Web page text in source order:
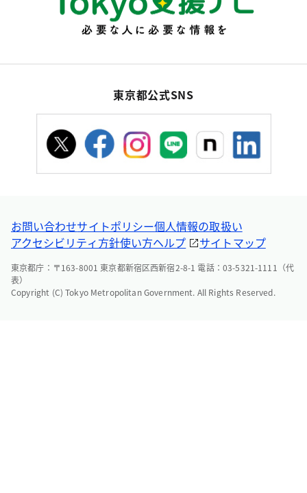
東京都公式SNS
お問い合わせサイトポリシー個人情報の取扱い
アクセシビリティ方針使い方ヘルプ サイトマップ
東京都庁：〒163-8001 東京都新宿区西新宿2-8-1 電話：03-5321-1111（代
表）
Copyright (C) Tokyo Metropolitan Government. All Rights Reserved.